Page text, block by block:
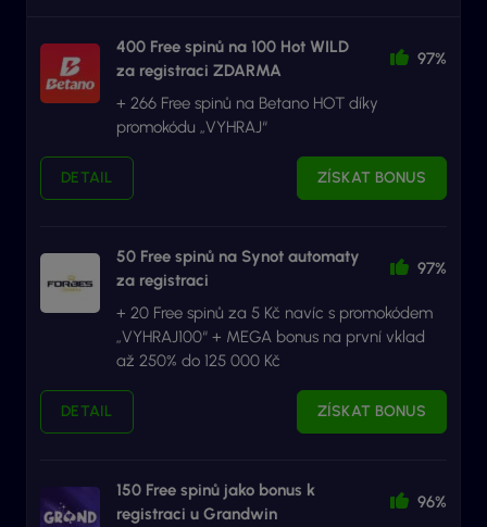
400 Free spinů na 100 Hot WILD
za registraci ZDARMA
97%
+ 266 Free spinů na Betano HOT díky
promokódu „VYHRAJ“
DETAIL ZÍSKAT BONUS
50 Free spinů na Synot automaty
za registraci
97%
+ 20 Free spinů za 5 Kč navíc s promokódem
„VYHRAJ100“ + MEGA bonus na první vklad
až 250% do 125 000 Kč
DETAIL ZÍSKAT BONUS
150 Free spinů jako bonus k
registraci u Grandwin
96%